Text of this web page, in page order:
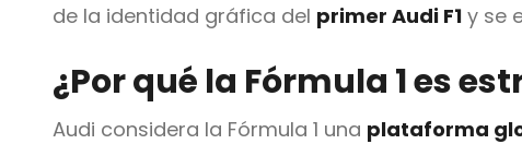
de la identidad gráfica del primer Audi F1 y se
¿Por qué la Fórmula 1 es
Audi considera la Fórmula 1 una plataforma